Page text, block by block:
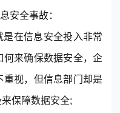
安全事故：
在信息安全投入非常
何来确保数据安全，企
视，但信息部门却是
保障数据安全;